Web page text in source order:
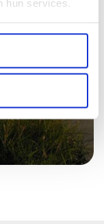
hun services.